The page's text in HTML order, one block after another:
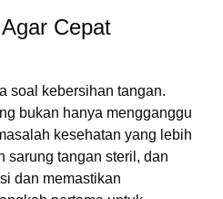
Cepat
soal kebersihan tangan.
bukan hanya mengganggu
kesehatan yang lebih
sarung tangan steril, dan
dan memastikan